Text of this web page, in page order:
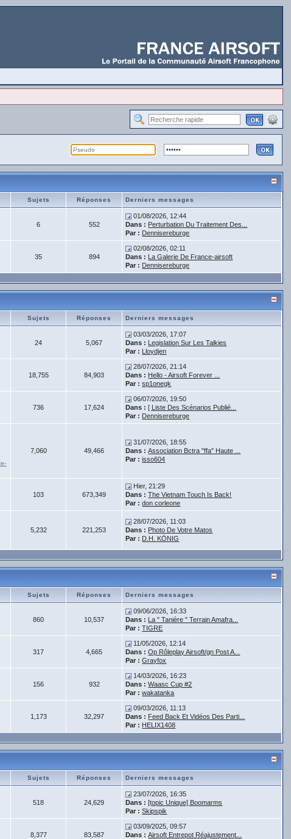
Sujets Réponses Derniers messages
6 552
01/08/2026, 12:44
Dans : Perturbation Du Traitement Des...
Par : Dennisereburge
35 894
02/08/2026, 02:11
Dans : La Galerie De France-airsoft
Par : Dennisereburge
Sujets Réponses Derniers messages
24 5,067
03/03/2026, 17:07
Dans : Legislation Sur Les Talkies
Par : Lloydjen
18,755 84,903
28/07/2026, 21:14
Dans : Hello - Airsoft Forever ...
Par : sp1onegk
736 17,624
06/07/2026, 19:50
Dans : [ Liste Des Scénarios Publié...
Par : Dennisereburge
7,060 49,466
31/07/2026, 18:55
Dans : Association Bctra "ffa" Haute ...
Par : isso604
103 673,349
Hier, 21:29
Dans : The Vietnam Touch Is Back!
Par : don corleone
5,232 221,253
28/07/2026, 11:03
Dans : Photo De Votre Matos
Par : D.H. KÖNIG
Sujets Réponses Derniers messages
860 10,537
09/06/2026, 16:33
Dans : La " Tanière " Terrain Amafra...
Par : TIGRE
317 4,665
11/05/2026, 12:14
Dans : Op Rôleplay Airsoft/gn Post A...
Par : Grayfox
156 932
14/03/2026, 16:23
Dans : Waasc Cup #2
Par : wakatanka
1,173 32,297
09/03/2026, 11:13
Dans : Feed Back Et Vidéos Des Parti...
Par : HELIX1408
Sujets Réponses Derniers messages
518 24,629
23/07/2026, 16:35
Dans : [topic Unique] Boomarms
Par : Skipspik
8,377 83,587
03/09/2025, 09:57
Dans : Airsoft Entrepot Réajustement...